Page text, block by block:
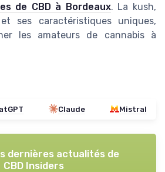
de CBD à Bordeaux. La kush,
ses caractéristiques uniques,
les amateurs de cannabis à
Claude Mistral
dernières actualités de
CBD Insiders